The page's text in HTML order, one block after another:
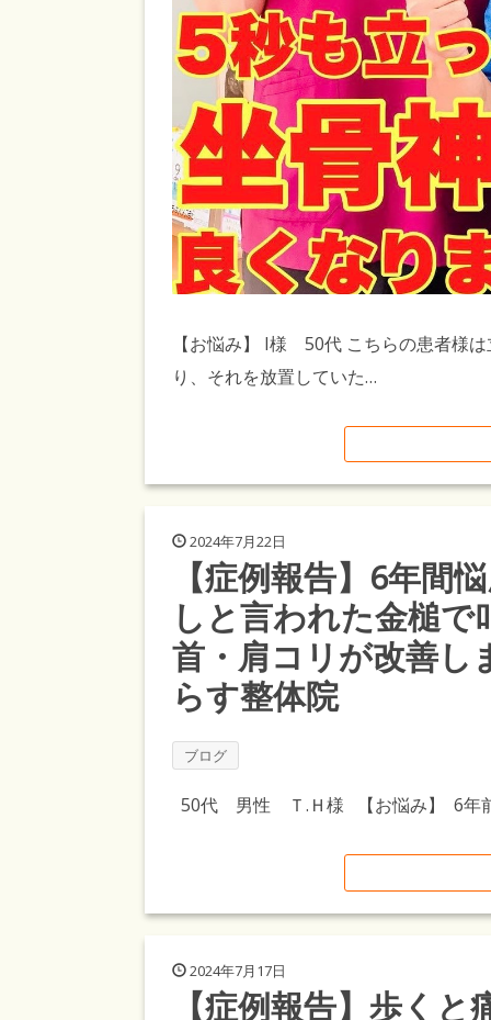
【お悩み】 I様 50代 こちらの患者様
り、それを放置していた…
2024年7月22日
【症例報告】6年間
しと言われた金槌
首・肩コリが改善
らす整体院
ブログ
50代 男性 Ｔ.Ｈ様 【お悩み】 6年
2024年7月17日
【症例報告】歩く